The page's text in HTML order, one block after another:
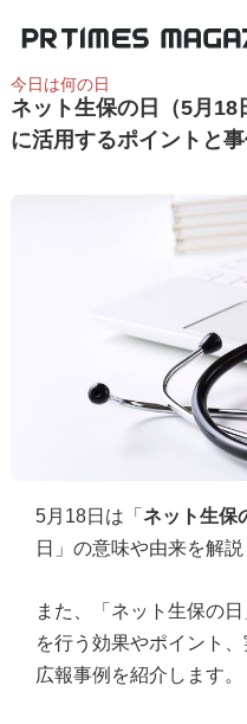
今日は何の日
ネット生保の日（5月
に活用するポイントと
5月18日は「 ネット生保
日」の意味や由来を解説
また、「ネット生保の
を行う効果やポイント
広報事例を紹介します。